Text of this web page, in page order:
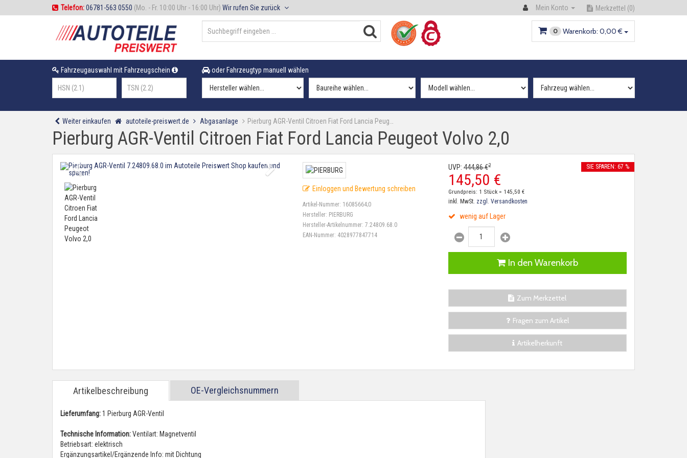
Telefon:06781-563 0550 (Mo. - Fr. 10:00 Uhr - 16:00 Uhr) Wir rufen Sie zurück Mein Konto Merkzettel (0)
0 Warenkorb: 0,00 €
Fahrzeugauswahl mit Fahrzeugschein oder Fahrzeugtyp manuell wählen
Weiter einkaufen autoteile-preiswert.de Abgasanlage Pierburg AGR-Ventil Citroen Fiat Ford Lancia Peug…
Pierburg AGR-Ventil Citroen Fiat Ford Lancia Peugeot Volvo 2,0
Einloggen und Bewertung schreiben
Artikel-Nummer: 16085664;0
Hersteller: PIERBURG
Hersteller-Artikelnummer:7.24809.68.0
EAN-Nummer: 4028977847714
UVP:444,86€2
145,50 €
SIE SPAREN: 67 %
Grundpreis: 1 Stück = 145,50 €
inkl. MwSt. zzgl. Versandkosten
wenig auf Lager
In den Warenkorb
Zum Merkzettel
Fragen zum Artikel
Artikelherkunft
Artikelbeschreibung OE-Vergleichsnummern
Lieferumfang:1 Pierburg AGR-Ventil
Technische Information:Ventilart: Magnetventil
Betriebsart: elektrisch
Ergänzungsartikel/Ergänzende Info: mit Dichtung